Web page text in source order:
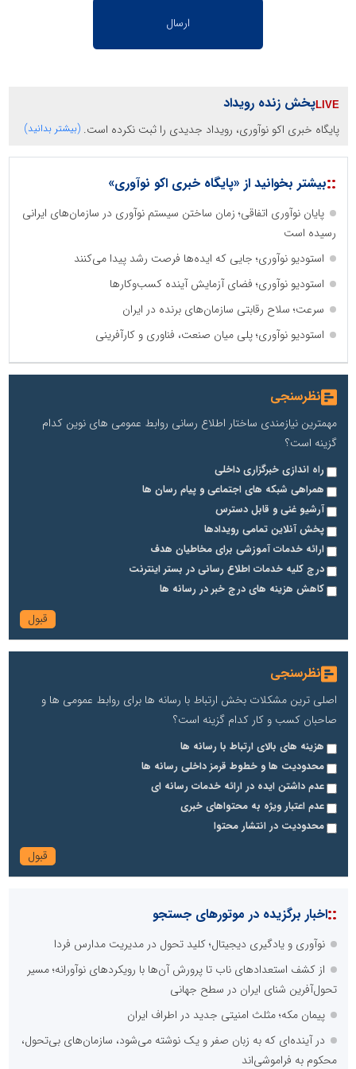
پخش زنده رویداد
پایگاه خبری اکو نوآوری، رویداد جدیدی را ثبت نکرده است. (بیشتر بدانید)
::بیشتر بخوانید از «پایگاه خبری اکو نوآوری»
پایان نوآوری اتفاقی؛ زمان ساختن سیستم نوآوری در سازمان‌های ایرانی
رسیده است
استودیو نوآوری؛ جایی که ایده‌ها فرصت رشد پیدا می‌کنند
استودیو نوآوری؛ فضای آزمایش آینده کسب‌وکارها
سرعت؛ سلاح رقابتی سازمان‌های برنده در ایران
استودیو نوآوری؛ پلی میان صنعت، فناوری و کارآفرینی
نظرسنجی
مهمترین نیازمندی ساختار اطلاع رسانی روابط عمومی های نوین کدام
گزینه است؟
راه اندازی خبرگزاری داخلی
همراهی شبکه های اجتماعی و پیام رسان ها
آرشیو غنی و قابل دسترس
پخش آنلاین تمامی رویدادها
ارائه خدمات آموزشی برای مخاطیان هدف
درج کلیه خدمات اطلاع رسانی در بستر اینترنت
کاهش هزینه های درج خبر در رسانه ها
نظرسنجی
اصلی ترین مشکلات بخش ارتباط با رسانه ها برای روابط عمومی ها و
صاحبان کسب و کار کدام گزینه است؟
هزینه های بالای ارتباط با رسانه ها
محدودیت ها و خطوط قرمز داخلی رسانه ها
عدم داشتن ایده در ارائه خدمات رسانه ای
عدم اعتبار ویژه به محتواهای خبری
محدودیت در انتشار محتوا
::اخبار برگزیده در موتورهای جستجو
نوآوری و یادگیری دیجیتال؛ کلید تحول در مدیریت مدارس فردا
از کشف استعدادهای ناب تا پرورش آن‌ها با رویکردهای نوآورانه؛ مسیر
تحول‌آفرین شنای ایران در سطح جهانی
پیمان مکه؛ مثلث امنیتی جدید در اطراف ایران
در آینده‌ای که به زبان صفر و یک نوشته می‌شود، سازمان‌های بی‌تحول،
محکوم به فراموشی‌اند